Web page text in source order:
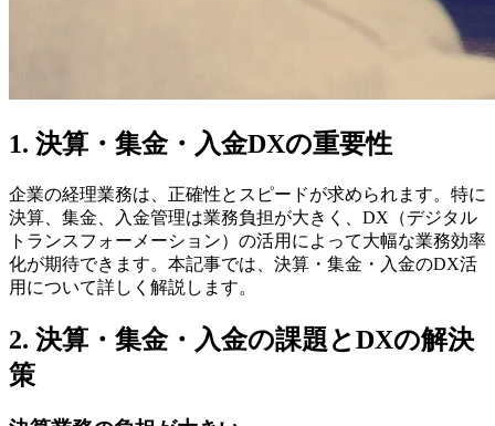
1. 決算・集金・入金DXの重要性
企業の経理業務は、正確性とスピードが求められます。特に
決算、集金、入金管理は業務負担が大きく、DX（デジタル
トランスフォーメーション）の活用によって大幅な業務効率
化が期待できます。本記事では、決算・集金・入金のDX活
用について詳しく解説します。
2. 決算・集金・入金の課題とDXの解決
策